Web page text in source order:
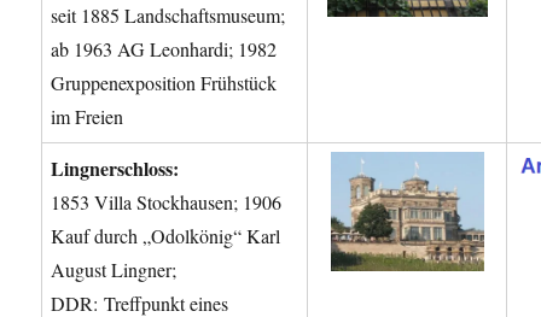
seit 1885 Landschaftsmuseum;
ab 1963 AG Leonhardi; 1982
Gruppenexposition Frühstück
im Freien
Lingnerschloss:
1853 Villa Stockhausen; 1906
Kauf durch „Odolkönig“ Karl
August Lingner;
DDR: Treffpunkt eines